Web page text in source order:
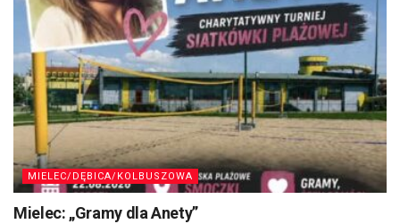
MIELEC/DĘBICA/KOLBUSZOWA
Mielec: „Gramy dla Anety”